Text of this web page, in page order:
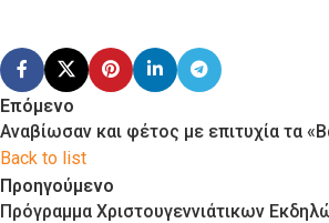
Επόμενο
Αναβίωσαν και φέτος με επιτυχία τα
Back to list
Προηγούμενο
Πρόγραμμα Χριστουγεννιάτικων